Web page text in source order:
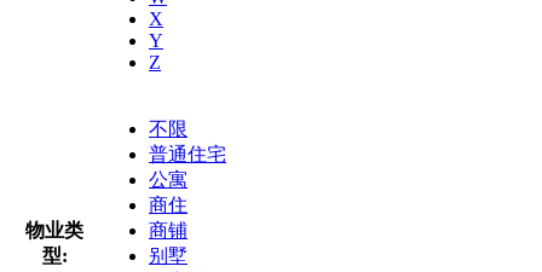
X
Y
Z
物业类
型:
不限
普通住宅
公寓
商住
商铺
别墅